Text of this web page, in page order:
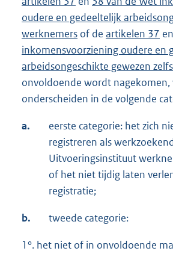
oudere en gedeeltelijk
werknemers of de artikelen 37 en
inkomensvoorziening oudere en
arbeidsongeschikte gewezen
onvoldoende wordt nagekomen,
onderscheiden in de volgende
a.
eerste categorie: het zich
registreren als
Uitvoeringsinstituut
of het niet tijdig laten
registratie;
b. tweede categorie:
1°. het niet of in onvoldoende